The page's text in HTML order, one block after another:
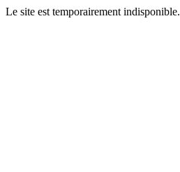
Le site est temporairement indisponible.